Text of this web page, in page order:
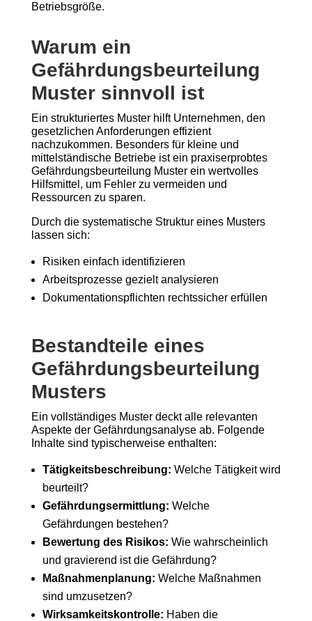
Betriebsgröße.
Warum ein
Gefährdungsbeurteilung
Muster sinnvoll ist
Ein strukturiertes Muster hilft Unternehmen, den
gesetzlichen Anforderungen effizient
nachzukommen. Besonders für kleine und
mittelständische Betriebe ist ein praxiserprobtes
Gefährdungsbeurteilung Muster ein wertvolles
Hilfsmittel, um Fehler zu vermeiden und
Ressourcen zu sparen.
Durch die systematische Struktur eines Musters
lassen sich:
Risiken einfach identifizieren
Arbeitsprozesse gezielt analysieren
Dokumentationspflichten rechtssicher erfüllen
Bestandteile eines
Gefährdungsbeurteilung
Musters
Ein vollständiges Muster deckt alle relevanten
Aspekte der Gefährdungsanalyse ab. Folgende
Inhalte sind typischerweise enthalten:
Tätigkeitsbeschreibung: Welche Tätigkeit wird
beurteilt?
Gefährdungsermittlung: Welche
Gefährdungen bestehen?
Bewertung des Risikos: Wie wahrscheinlich
und gravierend ist die Gefährdung?
Maßnahmenplanung: Welche Maßnahmen
sind umzusetzen?
Wirksamkeitskontrolle: Haben die